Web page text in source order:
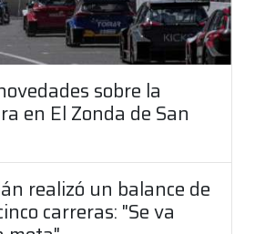
sobre la
en El Zonda de San
realizó un balance de
carreras: "Se va